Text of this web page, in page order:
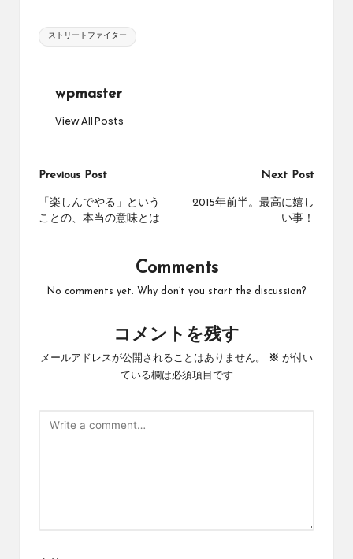
Tags:
ストリートファイター
wpmaster
View All Posts
Post
navigation
Previous Post
「楽しんでやる」という
ことの、本当の意味とは
Next Post
2015年前半。最高に嬉し
い事！
Comments
No comments yet. Why don’t you start the discussion?
コメントを残す
メールアドレスが公開されることはありません。 ※ が付い
ている欄は必須項目です